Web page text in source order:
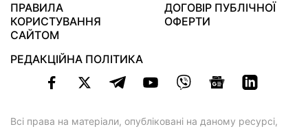
ПРАВИЛА
КОРИСТУВАННЯ
САЙТОМ
ДОГОВІР ПУБЛІЧНОЇ
ОФЕРТИ
РЕДАКЦІЙНА ПОЛІТИКА
Всі права на матеріали, опубліковані на даному ресурсі,